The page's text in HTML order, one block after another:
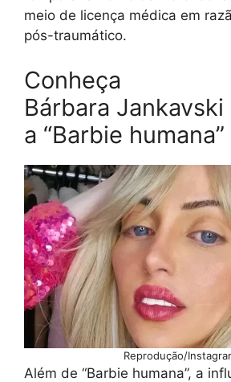
meio de licença médica em
pós-traumático.
Conheça
Bárbara
a “Barbie humana”
Reprodução/
Além de “Barbie humana”, a